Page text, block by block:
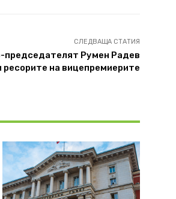
СЛЕДВАЩА СТАТИЯ
председателят Румен Радев
ресорите на вицепремиерите